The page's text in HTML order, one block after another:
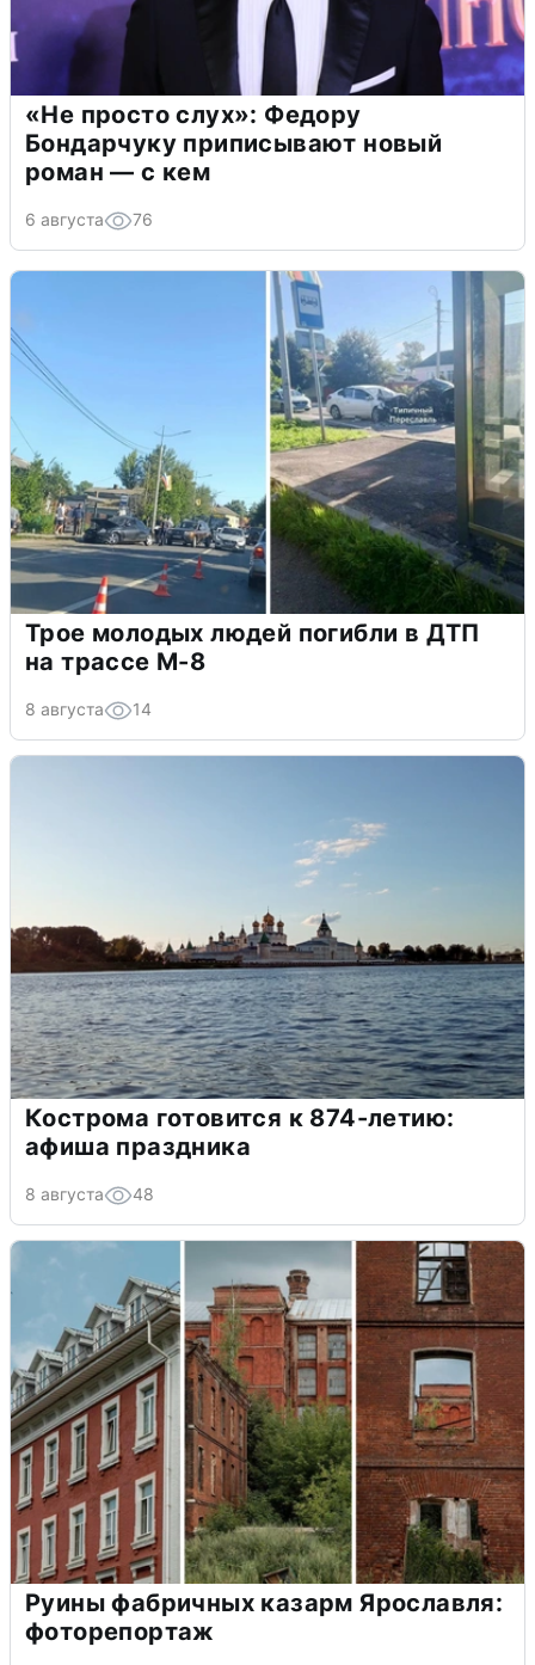
«Не просто слух»: Федору
Бондарчуку приписывают новый
роман — с кем
6 августа 76
Трое молодых людей погибли в ДТП
на трассе М-8
8 августа 14
Кострома готовится к 874-летию:
афиша праздника
8 августа 48
Руины фабричных казарм Ярославля:
фоторепортаж